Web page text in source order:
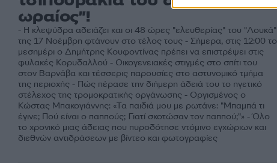
ωραίος"!
- Η κλεψύδρα αδειάζει και οι 48 ώρες "ελευθερίας" του "Λουκά"
της 17 Νοέμβρη φτάνουν στο τέλος τους - Σήμερα, στις 12:00 το
μεσημέρι ο Δημήτρης Κουφοντίνας πρέπει να επιστρέψει στις
φυλακές Κορυδαλλού - Οικογενειακές στιγμές στο σπίτι του
στον Βαρνάβα και τέσσερις παρουσίες στο αστυνομικό τμήμα
της περιοχής - Πώς πέρασε την διήμερη άδειά του το ηγετικό
στέλεχος της τρομοκρατικής οργάνωσης - Οργισμένος ο
Κώστας Μπακογιάννης: «Τα παιδιά μου με ρωτάνε: "Μπαμπά τι
έγινε; Πού είναι ο παππούς; Γιατί σκοτώσαν τον παππού;"» - Όλο
το χρονικό μιας άδειας που πυροδότησε ντόμινο εγχώριων και
διεθνών αντιδράσεων με βίντεο και φωτογραφίες